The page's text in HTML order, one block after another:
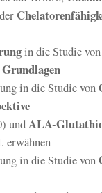
in die Studie von
Grundlagen
in die Studie von
undALA-
erwähnen
in die Studie von